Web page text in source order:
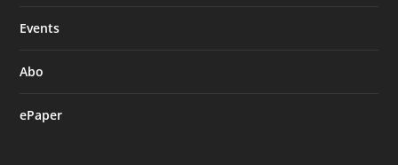
Events
Abo
ePaper